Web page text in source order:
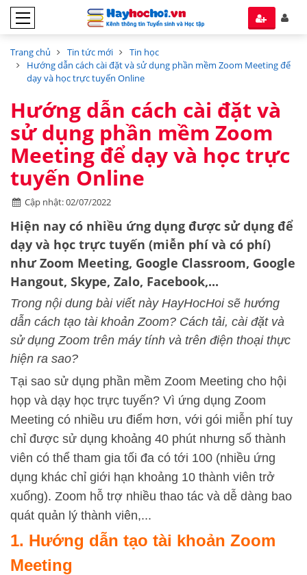
Trang chủ Tin tức mới
Tin học
Hướng dẫn cách cài đặt và sử dụng phần mềm Zoom Meeting để
dạy và học trực tuyến Online
Hướng dẫn cách cài đặt và
sử dụng phần mềm Zoom
Meeting để dạy và học trực
tuyến Online
Cập nhật: 02/07/2022
Hiện nay có nhiều ứng dụng được sử dụng để
dạy và học trực tuyến (miễn phí và có phí)
như Zoom Meeting, Google Classroom, Google
Hangout, Skype, Zalo, Facebook,...
Trong nội dung bài viết này HayHocHoi sẽ hướng
dẫn cách tạo tài khoản Zoom? Cách tải, cài đặt và
sử dụng Zoom trên máy tính và trên điện thoại thực
hiện ra sao?
Tại sao sử dụng phần mềm Zoom Meeting cho hội
họp và dạy học trực tuyến? Vì ứng dụng Zoom
Meeting có nhiều ưu điểm hơn, với gói miễn phí tuy
chỉ được sử dụng khoảng 40 phút nhưng số thành
viên có thể tham gia tối đa có tới 100 (nhiều ứng
dụng khác chỉ giới hạn khoảng 10 thành viên trở
xuống). Zoom hỗ trợ nhiều thao tác và dễ dàng bao
quát quản lý thành viên,...
1. Hướng dẫn tạo tài khoản Zoom
Meeting